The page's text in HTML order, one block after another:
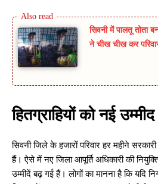
सिवनी में पालतू तोता
ने चीख चीख कर
हितग्राहियों को नई उम्मीद
सिवनी जिले के हजारों परिवार हर महीने
हैं। ऐसे में नए जिला आपूर्ति अधिकारी की
उम्मीदें बढ़ गई हैं। लोगों का मानना है कि यदि